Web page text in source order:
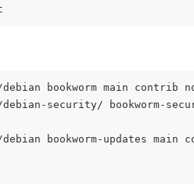
bookworm main contrib
security/ bookworm-
bookworm-updates main